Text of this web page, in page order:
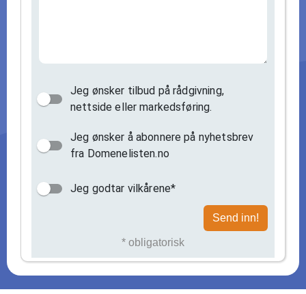
Jeg ønsker tilbud på rådgivning,
nettside eller markedsføring.
Jeg ønsker å abonnere på nyhetsbrev
fra Domenelisten.no
Jeg godtar vilkårene*
Send inn!
* obligatorisk